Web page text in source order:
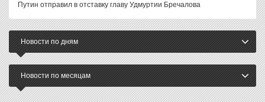
Путин отправил в отставку главу Удмуртии Бречалова
Новости по дням
Новости по месяцам